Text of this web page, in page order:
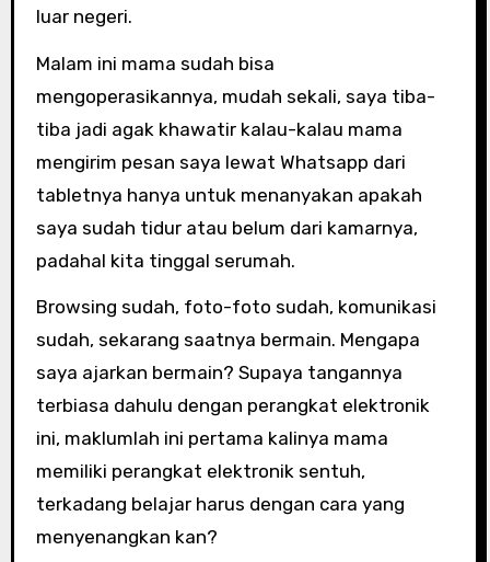
luar negeri.
Malam ini mama sudah bisa
mengoperasikannya, mudah sekali, saya tiba-
tiba jadi agak khawatir kalau-kalau mama
mengirim pesan saya lewat Whatsapp dari
tabletnya hanya untuk menanyakan apakah
saya sudah tidur atau belum dari kamarnya,
padahal kita tinggal serumah.
Browsing sudah, foto-foto sudah, komunikasi
sudah, sekarang saatnya bermain. Mengapa
saya ajarkan bermain? Supaya tangannya
terbiasa dahulu dengan perangkat elektronik
ini, maklumlah ini pertama kalinya mama
memiliki perangkat elektronik sentuh,
terkadang belajar harus dengan cara yang
menyenangkan kan?